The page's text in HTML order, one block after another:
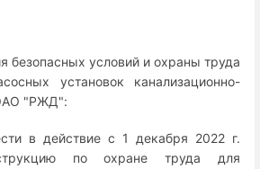
безопасных условий и охраны труда
установок канализационно-
"РЖД":
в действие с 1 декабря 2022 г.
по охране труда для